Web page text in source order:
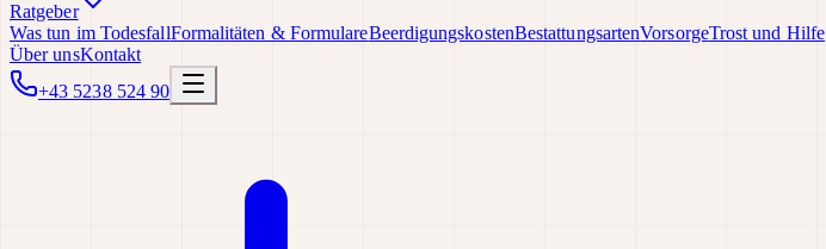
Ratgeber
Was tun im TodesfallFormalitäten & FormulareBeerdigungskostenBestattungsartenVorsorgeTrost und Hilfe
Über unsKontakt
+43 5238 524 90